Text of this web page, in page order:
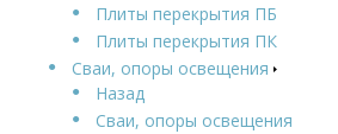
Плиты перекрытия ПБ
Плиты перекрытия ПК
Сваи, опоры освещения
Назад
Сваи, опоры освещения